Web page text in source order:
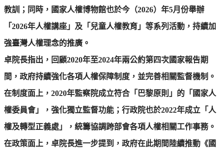
教訓；同時，國家人權博物館也於今（2026）年5月份舉辦
「2026年人權講座」及「兒童人權教育」等系列活動，持續加
強臺灣人權理念的推廣。
卓院長指出，回顧2020年至2024年兩公約第四次國家報告期
間，政府持續強化各項人權保障制度，並完善相關監督機制。
在制度面上，2020年監察院成立符合「巴黎原則」的「國家人
權委員會」，強化獨立監督功能；行政院也於2022年成立「人
權及轉型正義處」，統籌協調跨部會各項人權相關工作事務。
在政策面上，卓院長進一步提到，政府在此期間陸續推動《國